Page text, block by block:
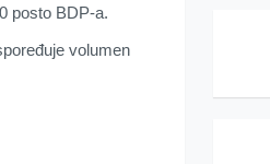
posto BDP-a.
volumen